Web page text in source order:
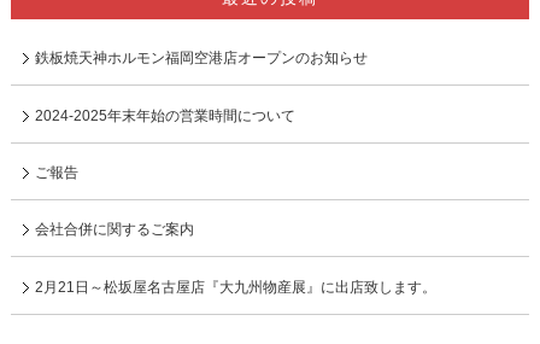
鉄板焼天神ホルモン福岡空港店オープンのお知らせ
2024-2025年末年始の営業時間について
ご報告
会社合併に関するご案内
2月21日～松坂屋名古屋店『大九州物産展』に出店致します。